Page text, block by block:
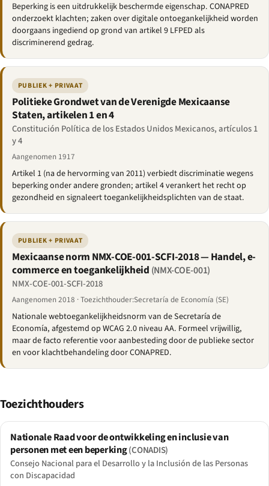
Beperking is een uitdrukkelijk beschermde eigenschap. CONAPRED
onderzoekt klachten; zaken over digitale ontoegankelijkheid worden
doorgaans ingediend op grond van artikel 9 LFPED als
discriminerend gedrag.
PUBLIEK + PRIVAAT
Politieke Grondwet van de Verenigde Mexicaanse
Staten, artikelen 1 en 4
Constitución Política de los Estados Unidos Mexicanos, artículos 1
y 4
Aangenomen 1917
Artikel 1 (na de hervorming van 2011) verbiedt discriminatie wegens
beperking onder andere gronden; artikel 4 verankert het recht op
gezondheid en signaleert toegankelijkheidsplichten van de staat.
PUBLIEK + PRIVAAT
Mexicaanse norm NMX-COE-001-SCFI-2018 — Handel, e-
commerce en toegankelijkheid (NMX-COE-001)
NMX-COE-001-SCFI-2018
Aangenomen 2018 · Toezichthouder:Secretaría de Economía (SE)
Nationale webtoegankelijkheidsnorm van de Secretaría de
Economía, afgestemd op WCAG 2.0 niveau AA. Formeel vrijwillig,
maar de facto referentie voor aanbesteding door de publieke sector
en voor klachtbehandeling door CONAPRED.
Toezichthouders
Nationale Raad voor de ontwikkeling en inclusie van
personen met een beperking(CONADIS)
Consejo Nacional para el Desarrollo y la Inclusión de las Personas
con Discapacidad